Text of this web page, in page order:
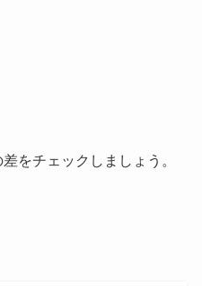
をチェックしましょう。